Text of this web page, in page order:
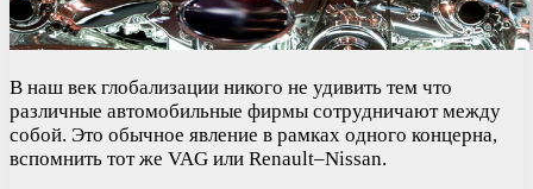
В наш век глобализации никого не удивить тем что
различные автомобильные фирмы сотрудничают между
собой. Это обычное явление в рамках одного концерна,
вспомнить тот же VAG или Renault–Nissan.